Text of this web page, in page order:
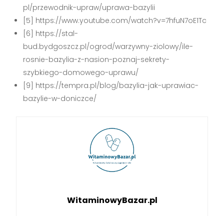
pl/przewodnik-upraw/uprawa-bazylii
[5] https://www.youtube.com/watch?v=7hfuN7oE1Tc
[6] https://stal-
bud.bydgoszcz.pl/ogrod/warzywny-ziolowy/ile-
rosnie-bazylia-z-nasion-poznaj-sekrety-
szybkiego-domowego-uprawu/
[9] https://tempra.pl/blog/bazylia-jak-uprawiac-
bazylie-w-doniczce/
WitaminowyBazar.pl